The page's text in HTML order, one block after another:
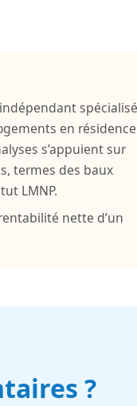
indépendant spécialisé
en résidence
s’appuient sur
termes des baux
LMNP.
nette d’un
?